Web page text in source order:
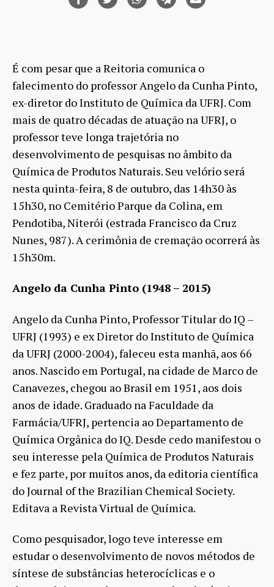
É com pesar que a Reitoria comunica o
falecimento do professor Angelo da Cunha Pinto,
ex-diretor do Instituto de Química da UFRJ. Com
mais de quatro décadas de atuação na UFRJ, o
professor teve longa trajetória no
desenvolvimento de pesquisas no âmbito da
Química de Produtos Naturais. Seu velório será
nesta quinta-feira, 8 de outubro, das 14h30 às
15h30, no Cemitério Parque da Colina, em
Pendotiba, Niterói (estrada Francisco da Cruz
Nunes, 987). A cerimônia de cremação ocorrerá às
15h30m.
Angelo da Cunha Pinto (1948 – 2015)
Angelo da Cunha Pinto, Professor Titular do IQ –
UFRJ (1993) e ex Diretor do Instituto de Química
da UFRJ (2000-2004), faleceu esta manhã, aos 66
anos. Nascido em Portugal, na cidade de Marco de
Canavezes, chegou ao Brasil em 1951, aos dois
anos de idade. Graduado na Faculdade da
Farmácia/UFRJ, pertencia ao Departamento de
Química Orgânica do IQ. Desde cedo manifestou o
seu interesse pela Química de Produtos Naturais
e fez parte, por muitos anos, da editoria científica
do Journal of the Brazilian Chemical Society.
Editava a Revista Virtual de Química.
Como pesquisador, logo teve interesse em
estudar o desenvolvimento de novos métodos de
síntese de substâncias heterocíclicas e o